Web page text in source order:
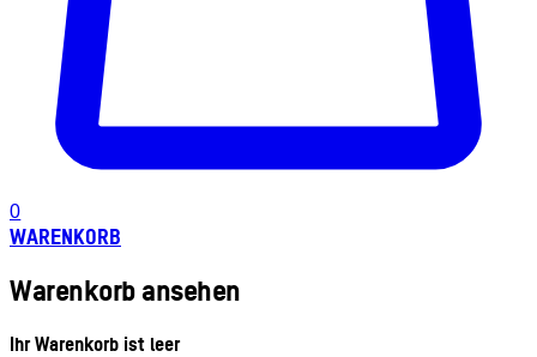
0
WARENKORB
Warenkorb ansehen
Ihr Warenkorb ist leer